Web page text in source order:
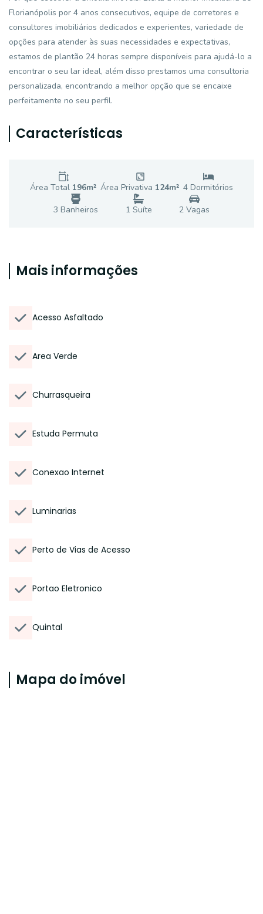
Florianópolis por 4 anos consecutivos, equipe de corretores e
consultores imobiliários dedicados e experientes, variedade de
opções para atender às suas necessidades e expectativas,
estamos de plantão 24 horas sempre disponíveis para ajudá-lo a
encontrar o seu lar ideal, além disso prestamos uma consultoria
personalizada, encontrando a melhor opção que se encaixe
perfeitamente no seu perfil.
Características
Área Total 196m² Área Privativa 124m² 4 Dormitórios
3 Banheiros 1 Suíte 2Vagas
Mais informações
Acesso Asfaltado
Area Verde
Churrasqueira
Estuda Permuta
Conexao Internet
Luminarias
Perto de Vias de Acesso
Portao Eletronico
Quintal
Mapa do imóvel